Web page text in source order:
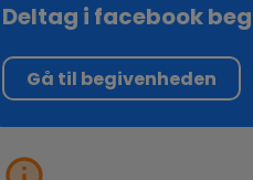
Deltag i facebook
Gå til begivenheden